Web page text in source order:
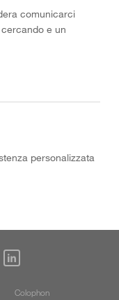
comunicarci
e un
personalizzata
Colophon